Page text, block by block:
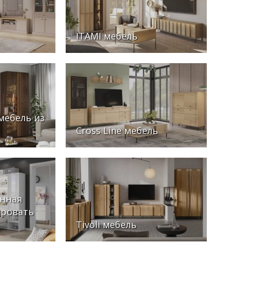
ITAMI мебель
из
Cross Line мебель
Tivoli мебель